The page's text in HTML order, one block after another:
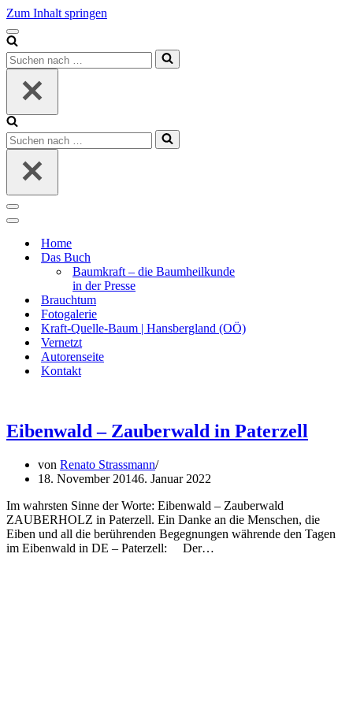
Zum Inhalt springen
Navigationsmenü
Suchen
nach …
Suchen
nach …
Navigationsmenü
Navigationsmenü
Home
Das Buch
Baumkraft – die Baumheilkunde
in der Presse
Brauchtum
Fotogalerie
Kraft-Quelle-Baum | Hansbergland (OÖ)
Vernetzt
Autorenseite
Kontakt
Eibenwald – Zauberwald in Paterzell
von Renato Strassmann
18. November 20146. Januar 2022
Im wahrsten Sinne der Worte: Eibenwald – Zauberwald
ZAUBERHOLZ in Paterzell. Ein Danke an die Menschen, die
Eiben und all die berührenden Begegnungen währende den Tagen
im Eibenwald in DE – Paterzell: Der…